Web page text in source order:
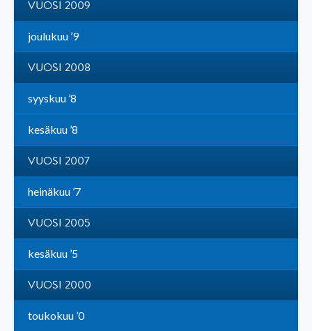
VUOSI 2009
joulukuu ’9
VUOSI 2008
syyskuu ’8
kesäkuu ’8
VUOSI 2007
heinäkuu ’7
VUOSI 2005
kesäkuu ’5
VUOSI 2000
toukokuu ’0